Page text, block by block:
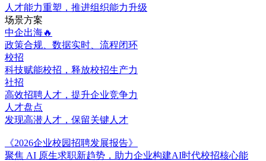
人才能力重塑，推进组织能力升级
场景方案
中企出海🔥
政策合规、数据实时、流程闭环
校招
科技赋能校招，释放校招生产力
社招
高效招聘人才，提升企业竞争力
人才盘点
发现高潜人才，保留关键人才
《2026企业校园招聘发展报告》
聚焦 AI 原生求职新趋势，助力企业构建AI时代校招核心能